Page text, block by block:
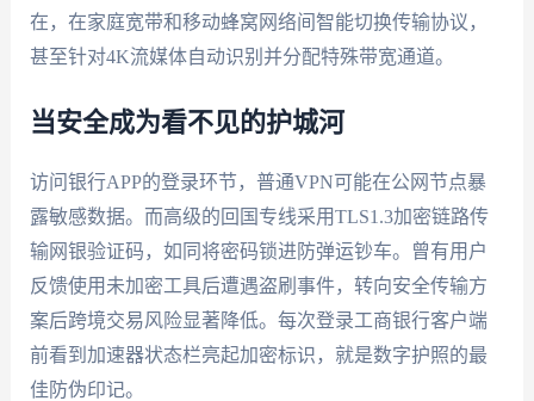
在，在家庭宽带和移动蜂窝网络间智能切换传输协议，
甚至针对4K流媒体自动识别并分配特殊带宽通道。
当安全成为看不见的护城河
访问银行APP的登录环节，普通VPN可能在公网节点暴
露敏感数据。而高级的回国专线采用TLS1.3加密链路传
输网银验证码，如同将密码锁进防弹运钞车。曾有用户
反馈使用未加密工具后遭遇盗刷事件，转向安全传输方
案后跨境交易风险显著降低。每次登录工商银行客户端
前看到加速器状态栏亮起加密标识，就是数字护照的最
佳防伪印记。